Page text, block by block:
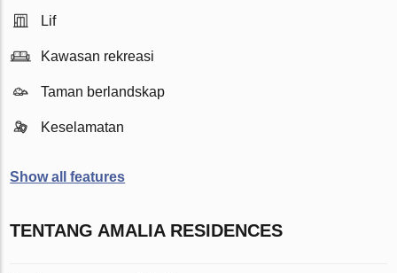
Lif
Kawasan rekreasi
Taman berlandskap
Keselamatan
Show all features
TENTANG AMALIA RESIDENCES